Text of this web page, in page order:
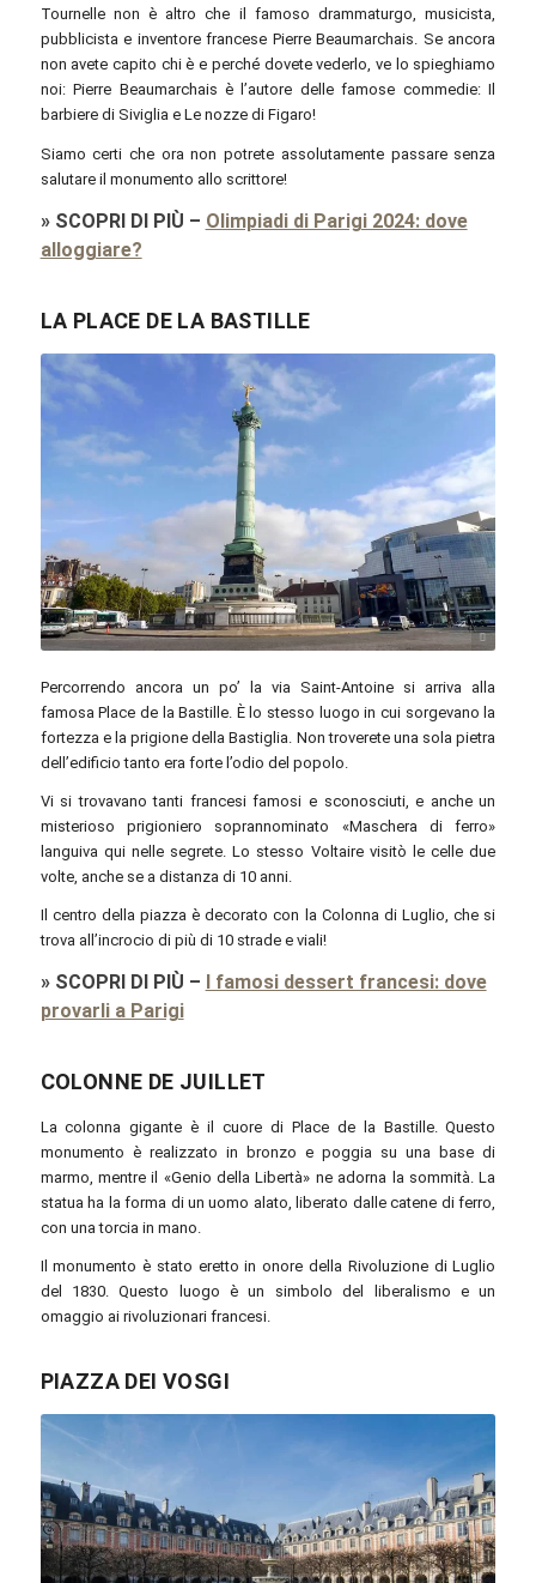
Tournelle non è altro che il famoso drammaturgo, musicista,
pubblicista e inventore francese Pierre Beaumarchais. Se ancora
non avete capito chi è e perché dovete vederlo, ve lo spieghiamo
noi: Pierre Beaumarchais è l’autore delle famose commedie: Il
barbiere di Siviglia e Le nozze di Figaro!
Siamo certi che ora non potrete assolutamente passare senza
salutare il monumento allo scrittore!
» SCOPRI DI PIÙ – Olimpiadi di Parigi 2024: dove
alloggiare?
LA PLACE DE LA BASTILLE
jean-louis Zimmermann / flickr.com / CC BY 2.0
Percorrendo ancora un po’ la via Saint-Antoine si arriva alla
famosa Place de la Bastille. È lo stesso luogo in cui sorgevano la
fortezza e la prigione della Bastiglia. Non troverete una sola pietra
dell’edificio tanto era forte l’odio del popolo.
Vi si trovavano tanti francesi famosi e sconosciuti, e anche un
misterioso prigioniero soprannominato «Maschera di ferro»
languiva qui nelle segrete. Lo stesso Voltaire visitò le celle due
volte, anche se a distanza di 10 anni.
Il centro della piazza è decorato con la Colonna di Luglio, che si
trova all’incrocio di più di 10 strade e viali!
» SCOPRI DI PIÙ –
I famosi dessert francesi: dove
provarli a Parigi
COLONNE DE JUILLET
La colonna gigante è il cuore di Place de la Bastille. Questo
monumento è realizzato in bronzo e poggia su una base di
marmo, mentre il «Genio della Libertà» ne adorna la sommità. La
statua ha la forma di un uomo alato, liberato dalle catene di ferro,
con una torcia in mano.
Il monumento è stato eretto in onore della Rivoluzione di Luglio
del 1830. Questo luogo è un simbolo del liberalismo e un
omaggio ai rivoluzionari francesi.
PIAZZA DEI VOSGI